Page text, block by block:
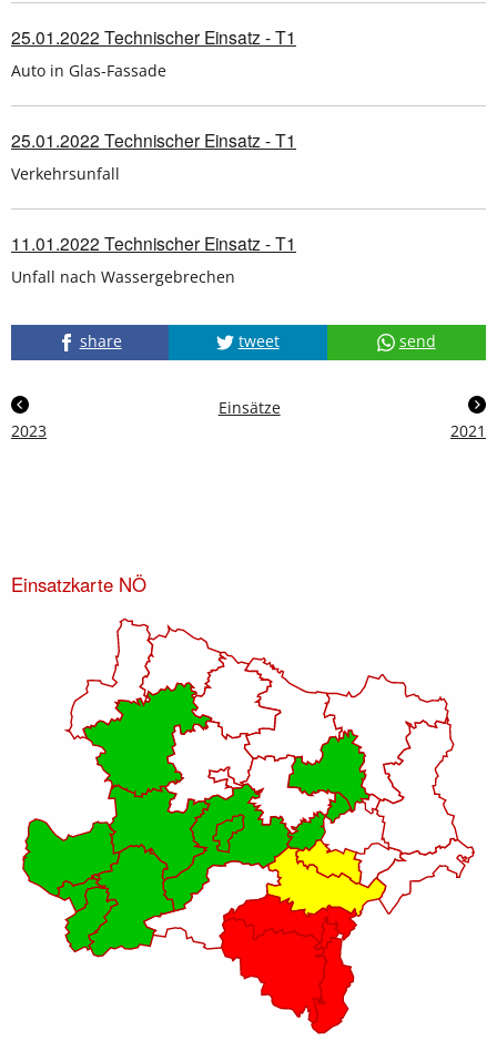
25.01.2022 Technischer Einsatz - T1
Auto in Glas-Fassade
25.01.2022 Technischer Einsatz - T1
Verkehrsunfall
11.01.2022 Technischer Einsatz - T1
Unfall nach Wassergebrechen
share tweet send
2023
Einsätze
2021
Einsatzkarte NÖ